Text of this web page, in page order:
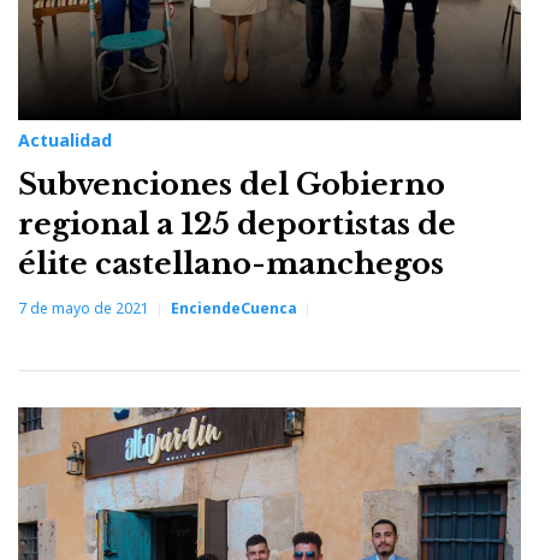
Actualidad
Subvenciones del Gobierno
regional a 125 deportistas de
élite castellano-manchegos
7 de mayo de 2021 EnciendeCuenca